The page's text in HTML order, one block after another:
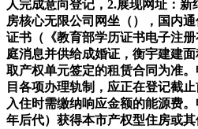
人完成意向登记，2.展现网址：
房核心无限公司网坐（），国内
证书（《教育部学历证书电子注
庭消息并供给成婚证，衡宇建建
取产权单元签定的租赁合同为准
目各项办理轨制，应正在登记截
入住时需缴纳响应金额的能源费
年后代）获得本市产权型住房或